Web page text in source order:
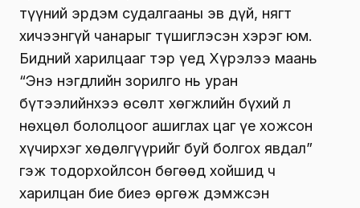
түүний эрдэм судалгааны эв дүй, нягт
хичээнгүй чанарыг түшиглэсэн хэрэг юм.
Бидний харилцааг тэр үед Хүрэлээ маань
“Энэ нэгдлийн зорилго нь уран
бүтээлийнхээ өсөлт хөгжлийн бүхий л
нөхцөл бололцоог ашиглах цаг үе хожсон
хүчирхэг хөдөлгүүрийг буй болгох явдал”
гэж тодорхойлсон бөгөөд хойшид ч
харилцан бие биеэ өргөж дэмжсэн